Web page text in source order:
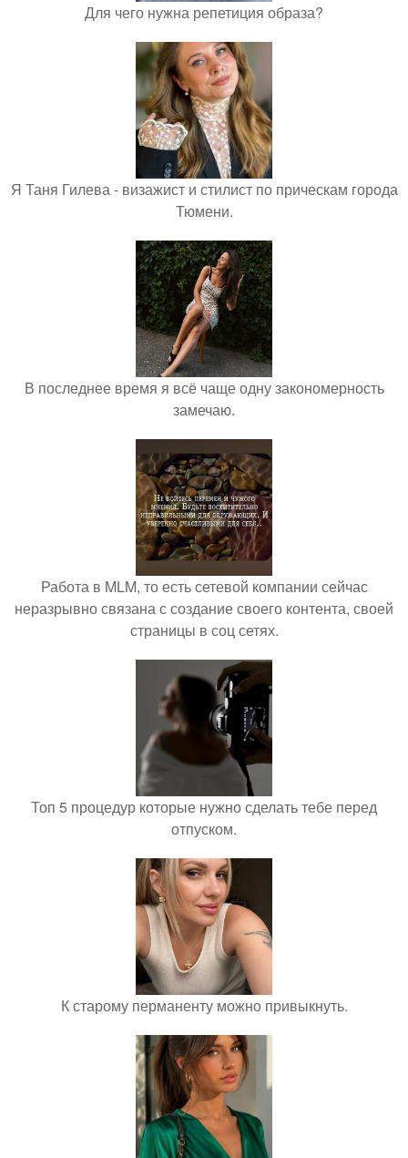
Для чего нужна репетиция образа?
Я Таня Гилева - визажист и стилист по прическам города
Тюмени.
В последнее время я всё чаще одну закономерность
замечаю.
Работа в MLM, то есть сетевой компании сейчас
неразрывно связана с создание своего контента, своей
страницы в соц сетях.
Топ 5 процедур которые нужно сделать тебе перед
отпуском.
К старому перманенту можно привыкнуть.